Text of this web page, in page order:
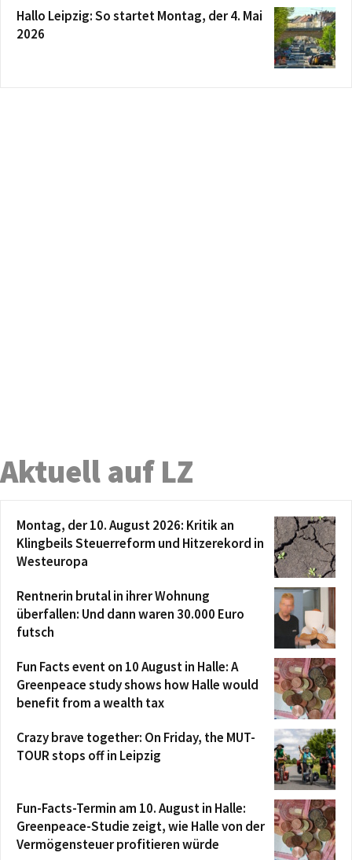
Hallo Leipzig: So startet Montag, der 4. Mai
2026
Aktuell auf LZ
Montag, der 10. August 2026: Kritik an
Klingbeils Steuerreform und Hitzerekord in
Westeuropa
Rentnerin brutal in ihrer Wohnung
überfallen: Und dann waren 30.000 Euro
futsch
Fun Facts event on 10 August in Halle: A
Greenpeace study shows how Halle would
benefit from a wealth tax
Crazy brave together: On Friday, the MUT-
TOUR stops off in Leipzig
Fun-Facts-Termin am 10. August in Halle:
Greenpeace-Studie zeigt, wie Halle von der
Vermögensteuer profitieren würde